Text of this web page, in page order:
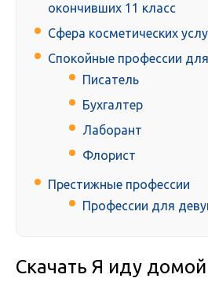
окончивших 11 класс
Сфера косметических
Спокойные профессии
Писатель
Бухгалтер
Лаборант
Флорист
Престижные профессии
Профессии для
Скачать Я иду